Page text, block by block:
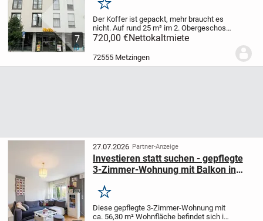
7
Merken
Der Koffer ist gepackt, mehr braucht es
nicht. Auf rund 25 m² im 2. Obergeschoss
eines neu errichteten Wohnhauses in
zentraler Lage Metzingens wartet ein
Apartment, das komplett eingerichtet ist
und...
720,00 €Nettokaltmiete
72555 Metzingen
27.07.2026 Partner-Anzeige
Investieren statt suchen - gepflegte
3-Zimmer-Wohnung mit Balkon in
Merken
Diese gepflegte 3-Zimmer-Wohnung mit
ca. 56,30 m² Wohnfläche befindet sich im